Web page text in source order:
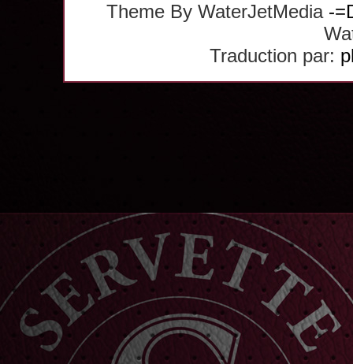
Theme By WaterJetMedia -
Traduction par: